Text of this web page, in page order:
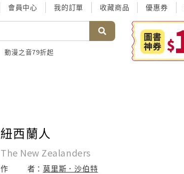
會員中心 我的訂單 收藏商品 優惠券
動漫之音79折起
紐西蘭人
The New Zealanders
作 者：莫里斯．沙伯特